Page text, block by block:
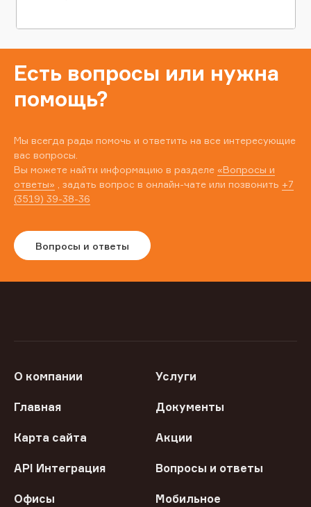
Есть вопросы или нужна
помощь?
Мы всегда рады помочь и ответить на все интересующие
вас вопросы.
Вы можете найти информацию в разделе «Вопросы и
ответы» , задать вопрос в онлайн-чате или позвонить +7
(3519) 39-38-36
Вопросы и ответы
О компании Услуги
Главная Документы
Карта сайта Акции
API Интеграция Вопросы и ответы
Офисы
Мобильное